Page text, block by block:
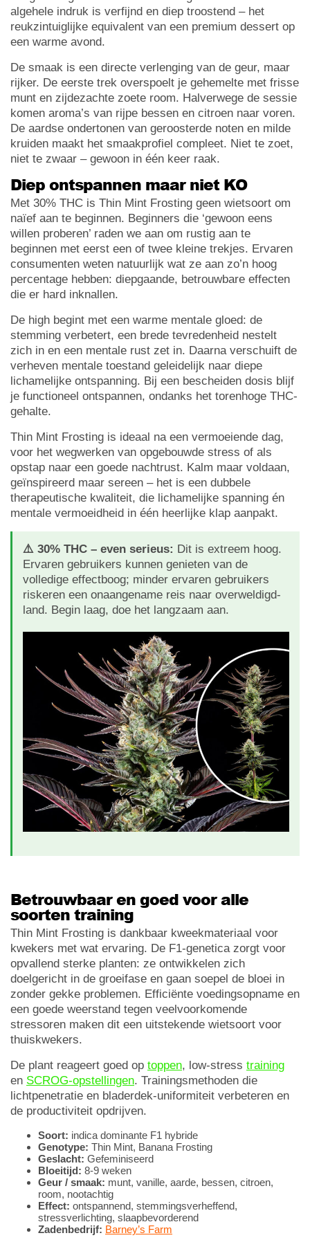
algehele indruk is verfijnd en diep troostend – het
reukzintuiglijke equivalent van een premium dessert op
een warme avond.
De smaak is een directe verlenging van de geur, maar
rijker. De eerste trek overspoelt je gehemelte met frisse
munt en zijdezachte zoete room. Halverwege de sessie
komen aroma’s van rijpe bessen en citroen naar voren.
De aardse ondertonen van geroosterde noten en milde
kruiden maakt het smaakprofiel compleet. Niet te zoet,
niet te zwaar – gewoon in één keer raak.
Diep ontspannen maar niet KO
Met 30% THC is Thin Mint Frosting geen wietsoort om
naïef aan te beginnen. Beginners die ‘gewoon eens
willen proberen’ raden we aan om rustig aan te
beginnen met eerst een of twee kleine trekjes. Ervaren
consumenten weten natuurlijk wat ze aan zo’n hoog
percentage hebben: diepgaande, betrouwbare effecten
die er hard inknallen.
De high begint met een warme mentale gloed: de
stemming verbetert, een brede tevredenheid nestelt
zich in en een mentale rust zet in. Daarna verschuift de
verheven mentale toestand geleidelijk naar diepe
lichamelijke ontspanning. Bij een bescheiden dosis blijf
je functioneel ontspannen, ondanks het torenhoge THC-
gehalte.
Thin Mint Frosting is ideaal na een vermoeiende dag,
voor het wegwerken van opgebouwde stress of als
opstap naar een goede nachtrust. Kalm maar voldaan,
geïnspireerd maar sereen – het is een dubbele
therapeutische kwaliteit, die lichamelijke spanning én
mentale vermoeidheid in één heerlijke klap aanpakt.
⚠️ 30% THC – even serieus: Dit is extreem hoog.
Ervaren gebruikers kunnen genieten van de
volledige effectboog; minder ervaren gebruikers
riskeren een onaangename reis naar overweldigd-
land. Begin laag, doe het langzaam aan.
Betrouwbaar en goed voor alle
soorten training
Thin Mint Frosting is dankbaar kweekmateriaal voor
kwekers met wat ervaring. De F1-genetica zorgt voor
opvallend sterke planten: ze ontwikkelen zich
doelgericht in de groeifase en gaan soepel de bloei in
zonder gekke problemen. Efficiënte voedingsopname en
een goede weerstand tegen veelvoorkomende
stressoren maken dit een uitstekende wietsoort voor
thuiskwekers.
De plant reageert goed op toppen, low-stress training
en SCROG-opstellingen. Trainingsmethoden die
lichtpenetratie en bladerdek-uniformiteit verbeteren en
de productiviteit opdrijven.
Soort: indica dominante F1 hybride
Genotype: Thin Mint, Banana Frosting
Geslacht: Gefeminiseerd
Bloeitijd: 8-9 weken
Geur / smaak: munt, vanille, aarde, bessen, citroen,
room, nootachtig
Effect: ontspannend, stemmingsverheffend,
stressverlichting, slaapbevorderend
Zadenbedrijf: Barney’s Farm